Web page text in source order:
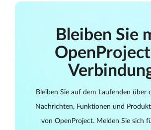
Bleiben Sie
Bleiben Sie auf dem Laufenden über
Nachrichten, Funktionen und
von OpenProject. Melden Sie sich